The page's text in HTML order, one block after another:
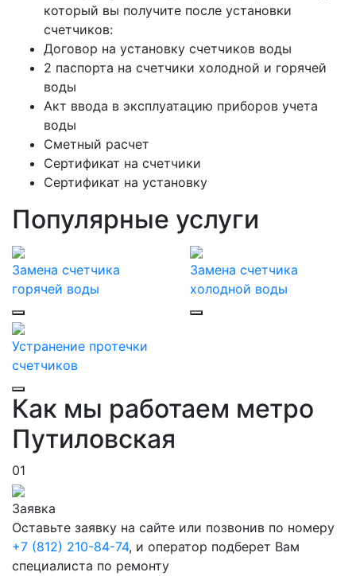
который вы получите после установки
счетчиков:
Договор на установку счетчиков воды
2 паспорта на счетчики холодной и горячей
воды
Акт ввода в эксплуатацию приборов учета
воды
Сметный расчет
Сертификат на счетчики
Сертификат на установку
Популярные услуги
Замена счетчика
горячей воды
Замена счетчика
холодной воды
Устранение протечки
счетчиков
Как мы работаем метро
Путиловская
01
Заявка
Оставьте заявку на сайте или позвонив по номеру
+7 (812) 210-84-74, и оператор подберет Вам
специалиста по ремонту